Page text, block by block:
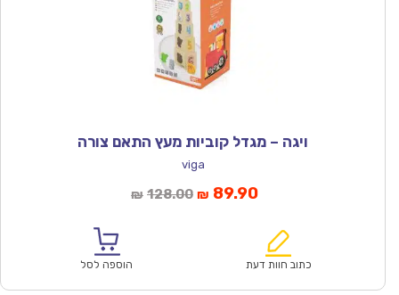
ויגה – מגדל קוביות מעץ התאם צורה
viga
₪ 128.00המחיר
₪128.00.
₪ 89.90המחיר
הוא:
כתוב חוות דעת הוספה לסל